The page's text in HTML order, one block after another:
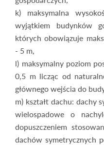
k) maksymalna
wyjątkiem budynków
których obowiązuje
- 5 m,
l) maksymalny poziom
0,5 m licząc od
głównego wejścia do
m) kształt dachu: dachy
wielospadowe o
dopuszczeniem
dachów symetrycznych